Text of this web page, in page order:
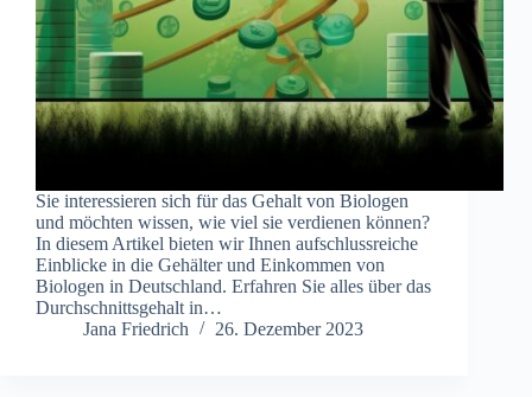
Sie interessieren sich für das Gehalt von Biologen
und möchten wissen, wie viel sie verdienen können?
In diesem Artikel bieten wir Ihnen aufschlussreiche
Einblicke in die Gehälter und Einkommen von
Biologen in Deutschland. Erfahren Sie alles über das
Durchschnittsgehalt in…
Jana Friedrich
26. Dezember 2023